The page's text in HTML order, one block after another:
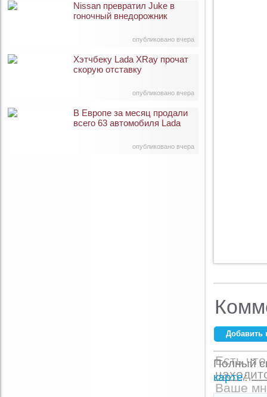
опубликовано вчера
Nissan превратил Juke в
гоночный внедорожник
опубликовано вчера
Хэтчбеку Lada XRay прочат
скорую отставку
опубликовано вчера
В Европе за месяц продали
всего 63 автомобиля Lada
Ваше имя:
E-mail:*
Добавить
Полный
карте:
Есть
Ваше